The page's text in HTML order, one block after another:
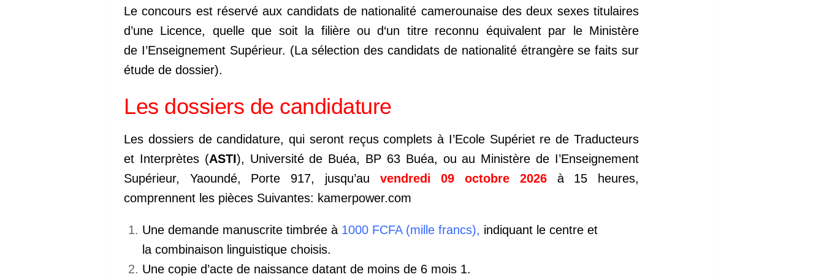
Le concours est réservé aux candidats de nationalité camerounaise des deux sexes titulaires
d’une Licence, quelle que soit la filière ou d‘un titre reconnu équivalent par le Ministère
de I’Enseignement Supérieur. (La sélection des candidats de nationalité étrangère se faits sur
étude de dossier).
Les dossiers de candidature
Les dossiers de candidature, qui seront reçus complets à I’Ecole Supériet re de Traducteurs
et Interprètes (ASTI), Université de Buéa, BP 63 Buéa, ou au Ministère de I’Enseignement
Supérieur, Yaoundé, Porte 917, jusqu’au vendredi 09 octobre 2026à 15 heures,
comprennent les pièces Suivantes: kamerpower.com
Une demande manuscrite timbrée à 1000 FCFA (mille francs), indiquant le centre et
la combinaison linguistique choisis.
Une copie d’acte de naissance datant de moins de 6 mois 1.